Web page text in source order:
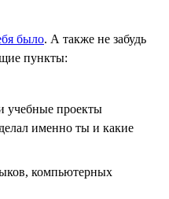
было. А также не забудь
пункты:
учебные проекты
именно ты и какие
компьютерных